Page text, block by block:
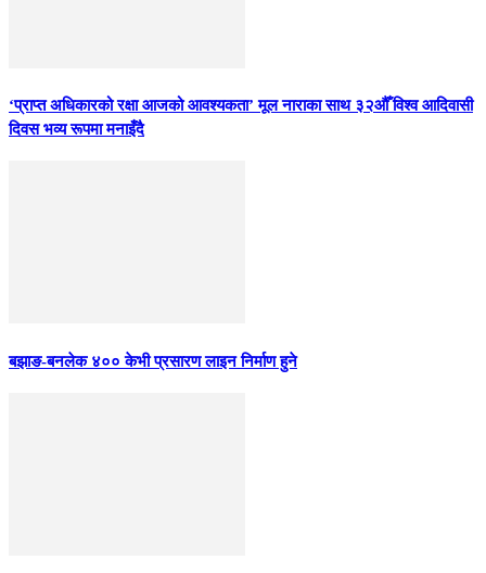
‘प्राप्त अधिकारको रक्षा आजको आवश्यकता’ मूल नाराका साथ ३२औँ विश्व आदिवासी
दिवस भव्य रूपमा मनाइँदै
बझाङ-बनलेक ४०० केभी प्रसारण लाइन निर्माण हुने